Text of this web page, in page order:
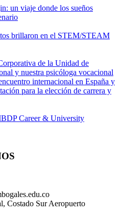
un viaje donde los sueños
brillaron en el STEM/STEAM
de la Unidad de
y nuestra psicóloga vocacional
internacional en España y
para la elección de carrera y
Career & University
Costado Sur Aeropuerto